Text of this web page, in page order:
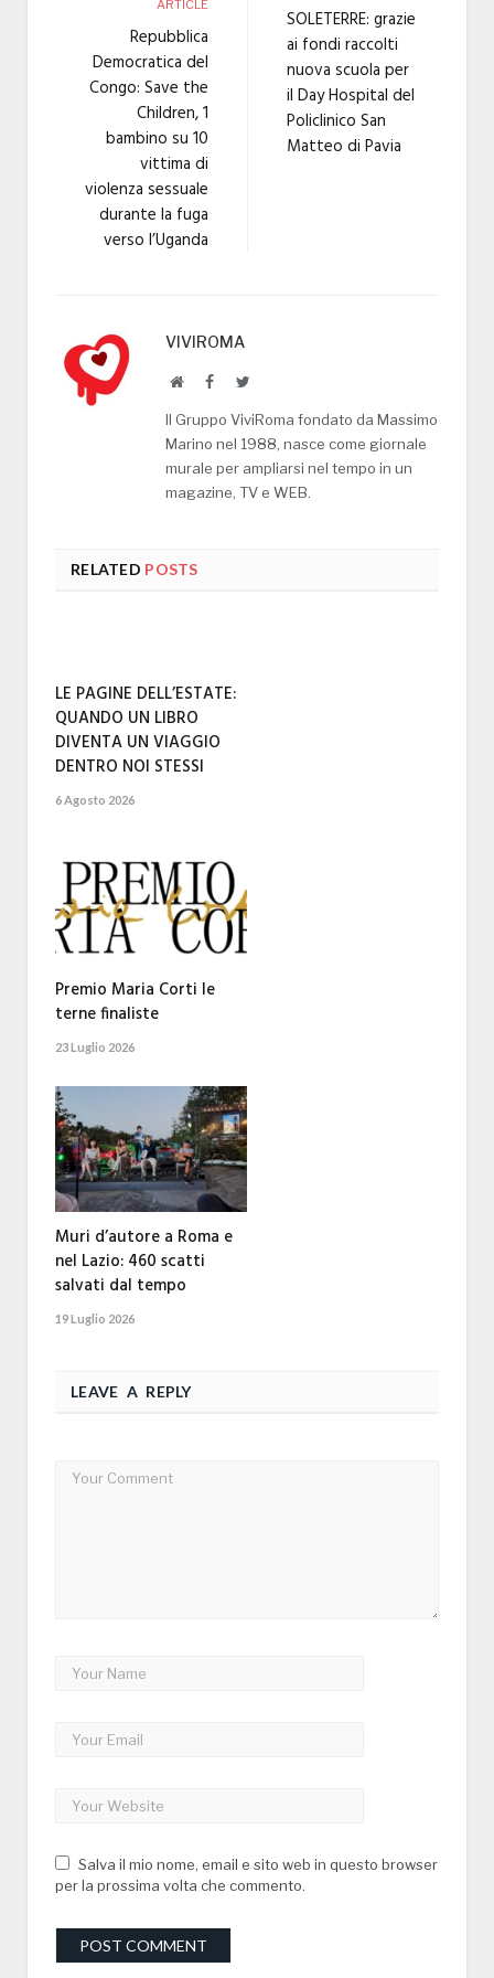
ARTICLE
Repubblica
Democratica del
Congo: Save the
Children, 1
bambino su 10
vittima di
violenza sessuale
durante la fuga
verso l’Uganda
SOLETERRE: grazie
ai fondi raccolti
nuova scuola per
il Day Hospital del
Policlinico San
Matteo di Pavia
VIVIROMA
WebsiteFacebookTwitter
Il Gruppo ViviRoma fondato da Massimo
Marino nel 1988, nasce come giornale
murale per ampliarsi nel tempo in un
magazine, TV e WEB.
RELATED POSTS
LE PAGINE DELL’ESTATE:
QUANDO UN LIBRO
DIVENTA UN VIAGGIO
DENTRO NOI STESSI
6 Agosto 2026
Premio Maria Corti le
terne finaliste
23 Luglio 2026
Muri d’autore a Roma e
nel Lazio: 460 scatti
salvati dal tempo
19 Luglio 2026
LEAVE A REPLY
Salva il mio nome, email e sito web in questo browser
per la prossima volta che commento.